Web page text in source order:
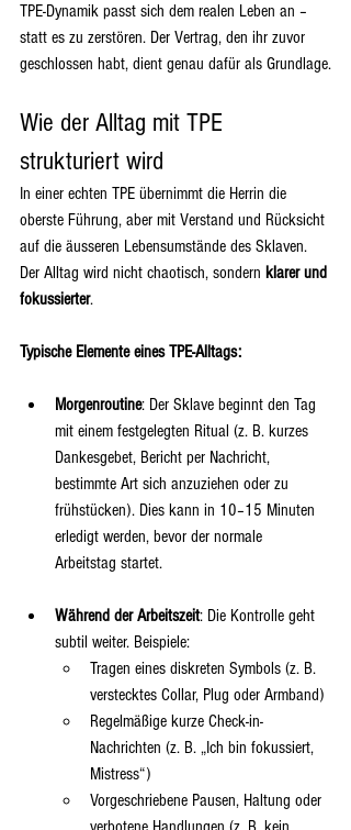
TPE-Dynamik passt sich dem realen Leben an –
statt es zu zerstören. Der Vertrag, den ihr zuvor
geschlossen habt, dient genau dafür als Grundlage.
Wie der Alltag mit TPE
strukturiert wird
In einer echten TPE übernimmt die Herrin die
oberste Führung, aber mit Verstand und Rücksicht
auf die äusseren Lebensumstände des Sklaven.
Der Alltag wird nicht chaotisch, sondern klarer und
fokussierter.
Typische Elemente eines TPE-Alltags:
Morgenroutine: Der Sklave beginnt den Tag
mit einem festgelegten Ritual (z. B. kurzes
Dankesgebet, Bericht per Nachricht,
bestimmte Art sich anzuziehen oder zu
frühstücken). Dies kann in 10–15 Minuten
erledigt werden, bevor der normale
Arbeitstag startet.
Während der Arbeitszeit: Die Kontrolle geht
subtil weiter. Beispiele:
Tragen eines diskreten Symbols (z. B.
verstecktes Collar, Plug oder Armband)
Regelmäßige kurze Check-in-
Nachrichten (z. B. „Ich bin fokussiert,
Mistress“)
Vorgeschriebene Pausen, Haltung oder